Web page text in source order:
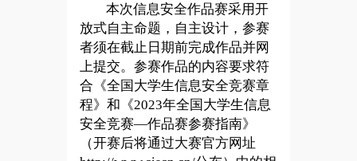
本次信息安全作品赛采用开
放式自主命题，自主设计，参赛
者须在截止日期前完成作品并网
上提交。参赛作品的内容要求符
合《全国大学生信息安全竞赛章
程》和《2023年全国大学生信息
安全竞赛—作品赛参赛指南》
（开赛后将通过大赛官方网址